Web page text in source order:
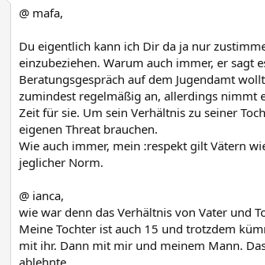
@ mafa,
Du eigentlich kann ich Dir da ja nur
einzubeziehen. Warum auch immer, er sagt
Beratungsgespräch auf dem Jugendamt
zumindest regelmäßig an, allerdings nimmt
Zeit für sie. Um sein Verhältnis zu seiner
eigenen Threat brauchen.
Wie auch immer, mein :respekt gilt Vätern
jeglicher Norm.
@ ianca,
wie war denn das Verhältnis von Vater und
Meine Tochter ist auch 15 und trotzdem
mit ihr. Dann mit mir und meinem Mann.
ablehnte.